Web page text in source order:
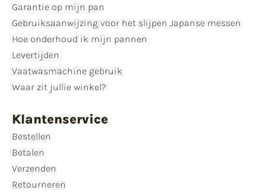
Garantie op mijn pan
Gebruiksaanwijzing voor het slijpen Japanse messen
Hoe onderhoud ik mijn pannen
Levertijden
Vaatwasmachine gebruik
Waar zit jullie winkel?
Klantenservice
Bestellen
Betalen
Verzenden
Retourneren